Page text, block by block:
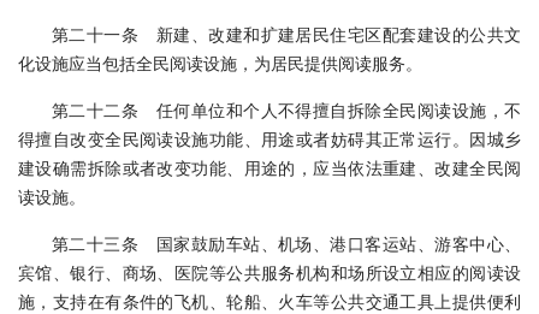
第二十一条 新建、改建和扩建居民住宅区配套建设的公共文
化设施应当包括全民阅读设施，为居民提供阅读服务。
第二十二条 任何单位和个人不得擅自拆除全民阅读设施，不
得擅自改变全民阅读设施功能、用途或者妨碍其正常运行。因城乡
建设确需拆除或者改变功能、用途的，应当依法重建、改建全民阅
读设施。
第二十三条 国家鼓励车站、机场、港口客运站、游客中心、
宾馆、银行、商场、医院等公共服务机构和场所设立相应的阅读设
施，支持在有条件的飞机、轮船、火车等公共交通工具上提供便利